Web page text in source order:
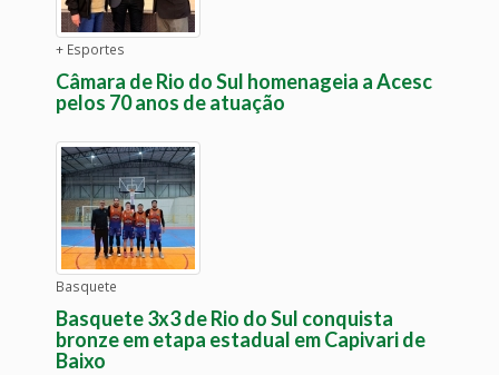
+ Esportes
Câmara de Rio do Sul homenageia a Acesc
pelos 70 anos de atuação
Basquete
Basquete 3x3 de Rio do Sul conquista
bronze em etapa estadual em Capivari de
Baixo